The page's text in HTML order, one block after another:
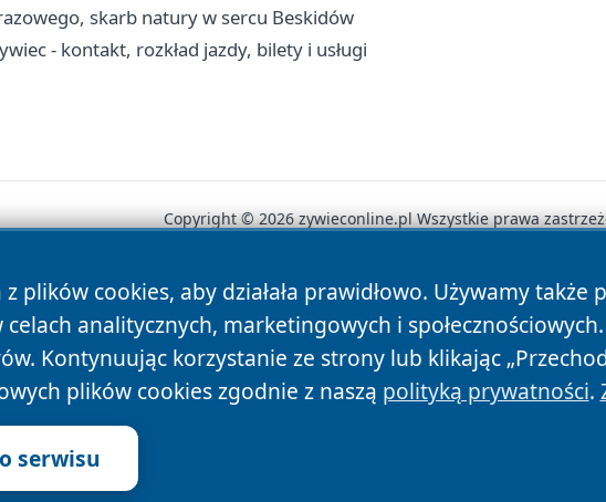
skarb natury w sercu Beskidów
- kontakt, rozkład jazdy, bilety i usługi
plików cookies, aby działała prawidłowo. Używamy
analitycznych, marketingowych i
Kontynuując korzystanie ze strony lub klikając
plików cookies zgodnie z naszą polityką prywatności.
serwisu
Copyright © 2026 zywieconline.pl Wszystkie prawa
News Autorzy Polityka Prywatności Polityka